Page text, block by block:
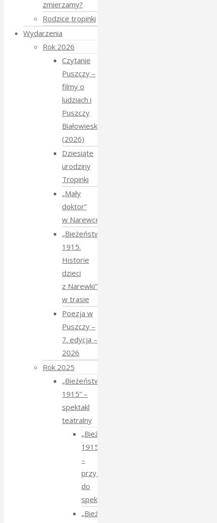
zmierzamy?
Rodzice tropinki
Wydarzenia
Rok 2026
Czytanie
Puszczy –
filmy o
ludziach i
Puszczy
Białowieskiej
(2026)
Dziesiąte
urodziny
Tropinki
„Mały
doktor”
w Narewce
„Bieżeństwo
1915.
Historie
dzieci
z Narewki”
w trasie
Poezja w
Puszczy –
7. edycja –
2026
Rok 2025
„Bieżeństwo
1915” –
spektakl
teatralny
„Bieżeństwo
1915”
–
przygotowania
do
spektaklu
„Bieżeństwo